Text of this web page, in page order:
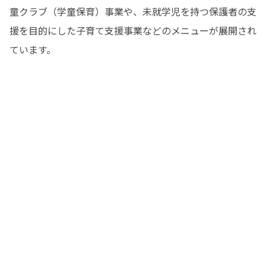
童クラブ（学童保育）事業や、未就学児を持つ保護者の支
援を目的にした子育て支援事業などのメニューが展開され
ています。